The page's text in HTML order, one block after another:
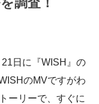
日に『WISH』の
のMVですがわ
ーリーで、すぐに